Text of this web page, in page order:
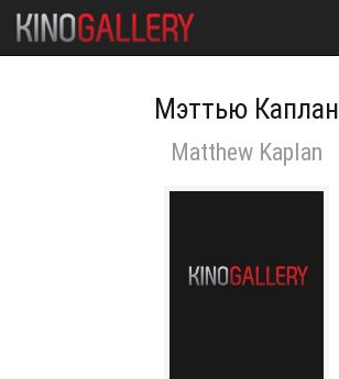
Мэттью Каплан
Matthew Kaplan